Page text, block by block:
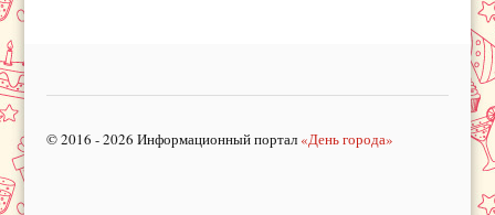
© 2016 - 2026 Информационный портал «День города»